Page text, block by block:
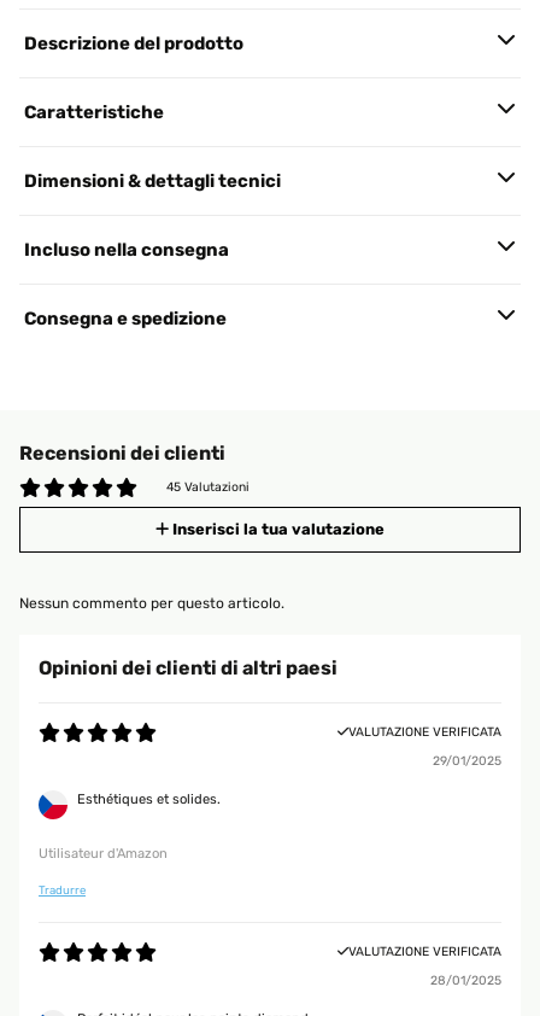
Descrizione del prodotto
Caratteristiche
Dimensioni & dettagli tecnici
Incluso nella consegna
Consegna e spedizione
Recensioni dei clienti
45 Valutazioni
Inserisci la tua valutazione
Nessun commento per questo articolo.
Opinioni dei clienti di altri paesi
VALUTAZIONE VERIFICATA
29/01/2025
Esthétiques et solides.
Utilisateur d'Amazon
Tradurre
VALUTAZIONE VERIFICATA
28/01/2025